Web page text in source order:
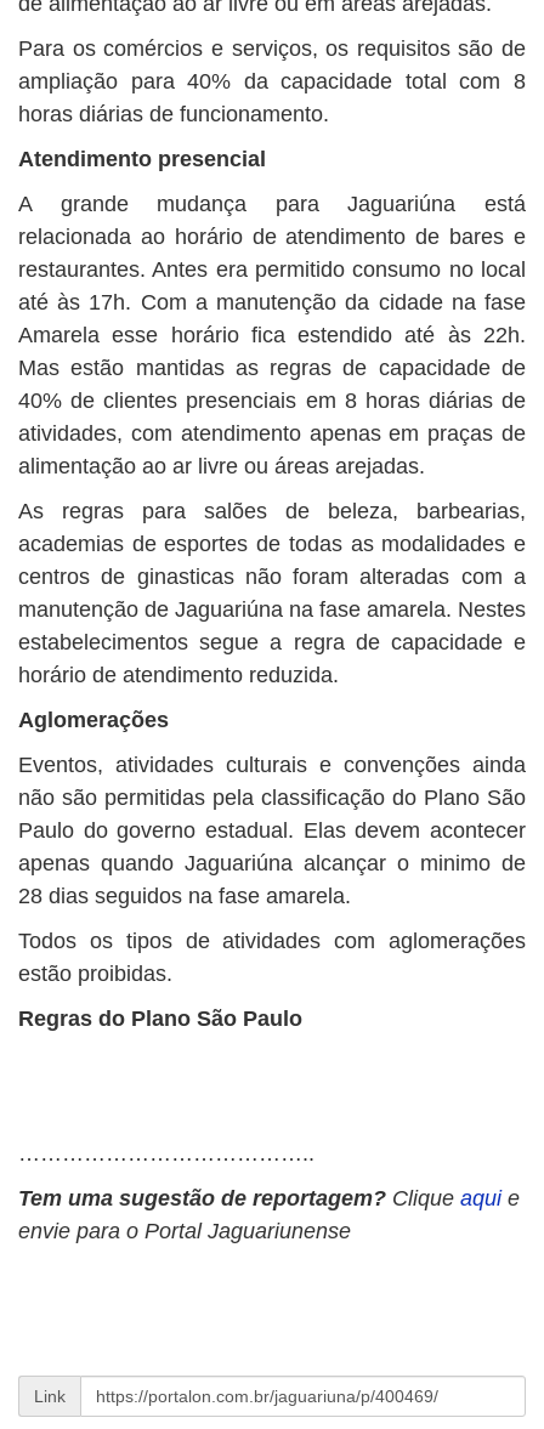
Para os comércios e serviços, os requisitos são de
ampliação para 40% da capacidade total com 8
horas diárias de funcionamento.
Atendimento presencial
A grande mudança para Jaguariúna está
relacionada ao horário de atendimento de bares e
restaurantes. Antes era permitido consumo no local
até às 17h. Com a manutenção da cidade na fase
Amarela esse horário fica estendido até às 22h.
Mas estão mantidas as regras de capacidade de
40% de clientes presenciais em 8 horas diárias de
atividades, com atendimento apenas em praças de
alimentação ao ar livre ou áreas arejadas.
As regras para salões de beleza, barbearias,
academias de esportes de todas as modalidades e
centros de ginasticas não foram alteradas com a
manutenção de Jaguariúna na fase amarela. Nestes
estabelecimentos segue a regra de capacidade e
horário de atendimento reduzida.
Aglomerações
Eventos, atividades culturais e convenções ainda
não são permitidas pela classificação do Plano São
Paulo do governo estadual. Elas devem acontecer
apenas quando Jaguariúna alcançar o minimo de
28 dias seguidos na fase amarela.
Todos os tipos de atividades com aglomerações
estão proibidas.
Regras do Plano São Paulo
…………………………………..
Tem uma sugestão de reportagem? Clique aqui e
envie para o Portal Jaguariunense
Link